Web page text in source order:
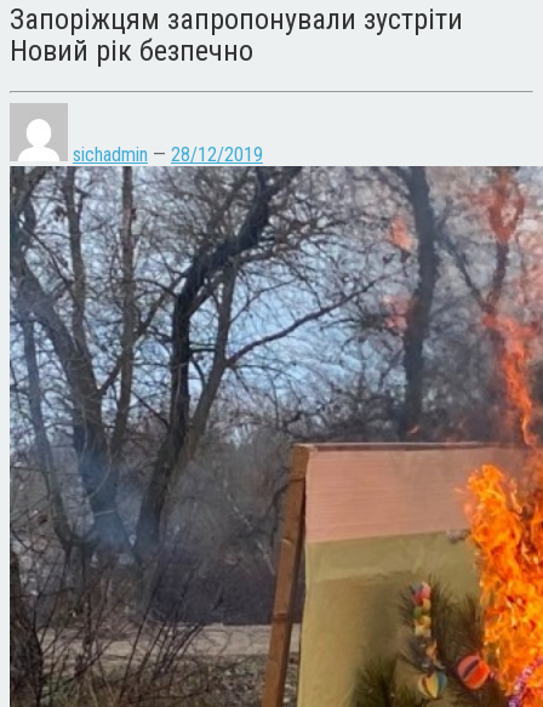
Запоріжцям запропонували зустріти
Новий рік безпечно
sichadmin — 28/12/2019